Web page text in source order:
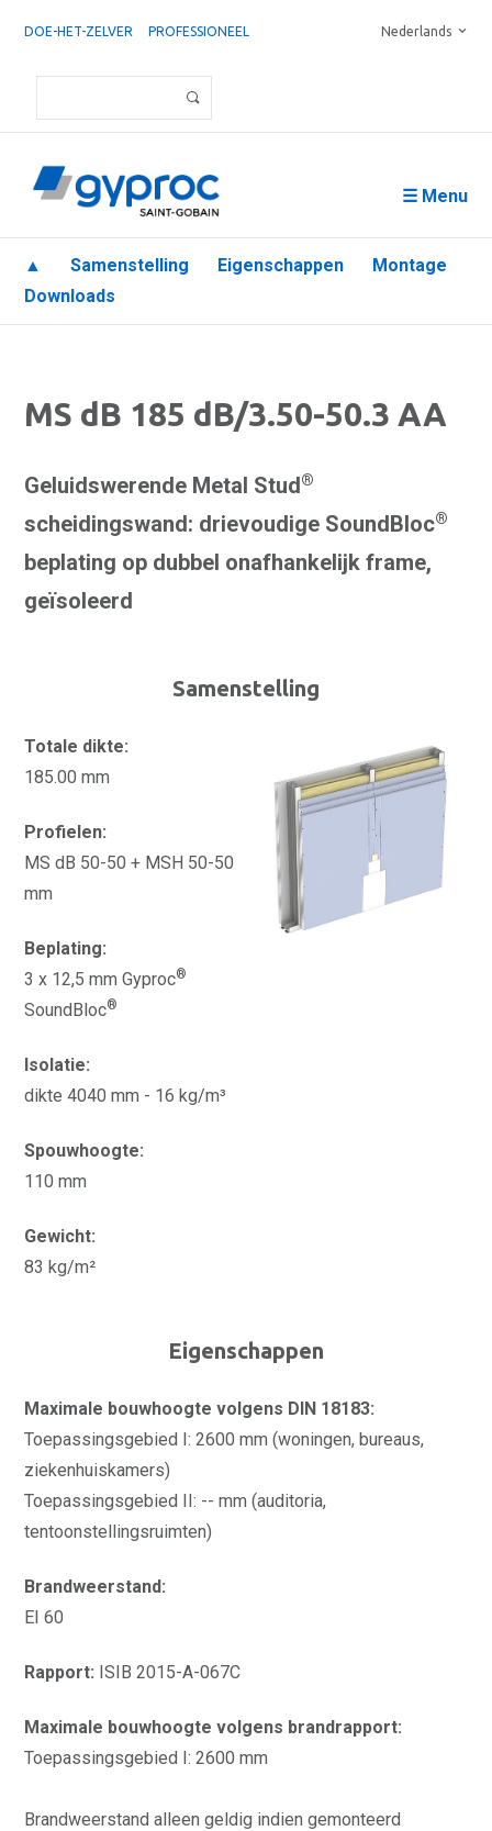
DOE-HET-ZELVER PROFESSIONEEL Nederlands
☰ Menu
▲ Samenstelling Eigenschappen
Montage
Downloads
MS dB 185 dB/3.50-50.3 AA
Geluidswerende Metal Stud®
scheidingswand: drievoudige SoundBloc®
beplating op dubbel onafhankelijk frame,
geïsoleerd
Samenstelling
Totale dikte:
185.00 mm
Profielen:
MS dB 50-50 + MSH 50-50
mm
Beplating:
3 x 12,5 mm Gyproc®
SoundBloc®
Isolatie:
dikte 4040 mm - 16 kg/m³
Spouwhoogte:
110 mm
Gewicht:
83 kg/m²
Eigenschappen
Maximale bouwhoogte volgens DIN 18183:
Toepassingsgebied I: 2600 mm (woningen, bureaus,
ziekenhuiskamers)
Toepassingsgebied II: -- mm (auditoria,
tentoonstellingsruimten)
Brandweerstand:
EI 60
Rapport: ISIB 2015-A-067C
Maximale bouwhoogte volgens brandrapport:
Toepassingsgebied I: 2600 mm
Brandweerstand alleen geldig indien gemonteerd